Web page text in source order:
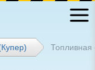
Топливная